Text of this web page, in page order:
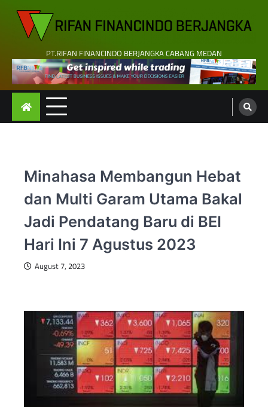
content
PT.RIFAN FINANCINDO BERJANGKA CABANG MEDAN
Minahasa Membangun Hebat
dan Multi Garam Utama Bakal
Jadi Pendatang Baru di BEI
Hari Ini 7 Agustus 2023
August 7, 2023